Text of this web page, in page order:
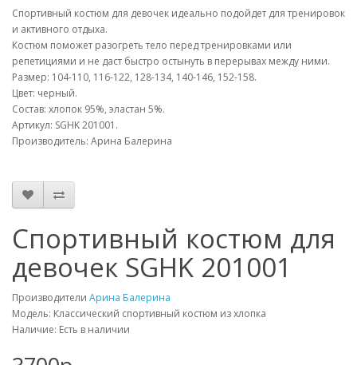
Спортивный костюм для девочек идеально подойдет для тренировок
и активного отдыха.
Костюм поможет разогреть тело перед тренировками или
репетициями и не даст быстро остынуть в перерывах между ними.
Размер: 104-110, 116-122, 128-134, 140-146, 152-158.
Цвет: черный.
Состав: хлопок 95%, эластан 5%.
Артикул: SGHK 201001.
Производитель: Арина Балерина
Спортивный костюм для
девочек SGHK 201001
Производители Арина Балерина
Модель: Классический спортивный костюм из хлопка
Наличие: Есть в наличии